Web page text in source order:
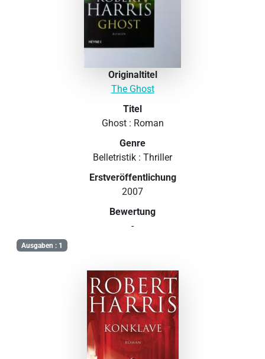
Originaltitel
The Ghost
Titel
Ghost : Roman
Genre
Belletristik : Thriller
Erstveröffentlichung
2007
Bewertung
-
Ausgaben : 1